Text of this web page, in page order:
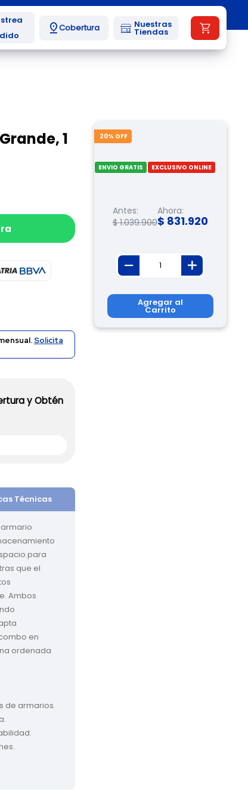
Cobertura Nuestras
Tiendas
1
Solicita
y Obtén
Técnicas
para
que el
Ambos
en
ordenada
de armarios.
20% OFF
ENVIO GRATIS EXCLUSIVO ONLINE
Antes:
$ 1.039.900
Ahora:
$ 831.920
Agregar al
Carrito